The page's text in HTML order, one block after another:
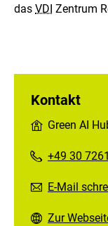
das VDI Zentrum
Kontakt
Green AI
+49 30
E-Mail
Zur